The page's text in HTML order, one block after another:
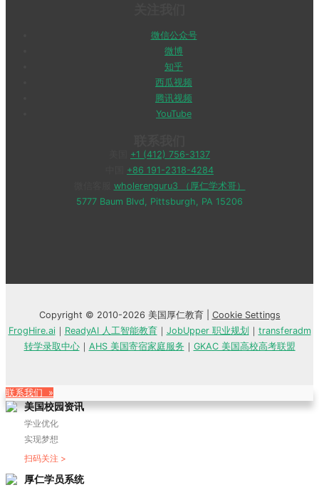
微信公众号
微博
知乎
西瓜视频
腾讯视频
YouTube
+1 (412) 756-3137
+86 191-2318-4284
wholerenguru3 （厚仁学术哥）
5777 Baum Blvd, Pittsburgh, PA 15206
Copyright © 2010-2026 美国厚仁教育 | Cookie Settings
FrogHire.ai｜ ReadyAI 人工智能教育｜ JobUpper 职业规划 ｜ transferadm
转学录取中心｜ AHS 美国寄宿家庭服务 ｜ GKAC 美国高校高考联盟
联系我们 »
美国校园资讯
学业优化
实现梦想
扫码关注 >
厚仁学员系统